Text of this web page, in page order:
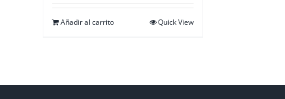
Añadir al carrito Quick View